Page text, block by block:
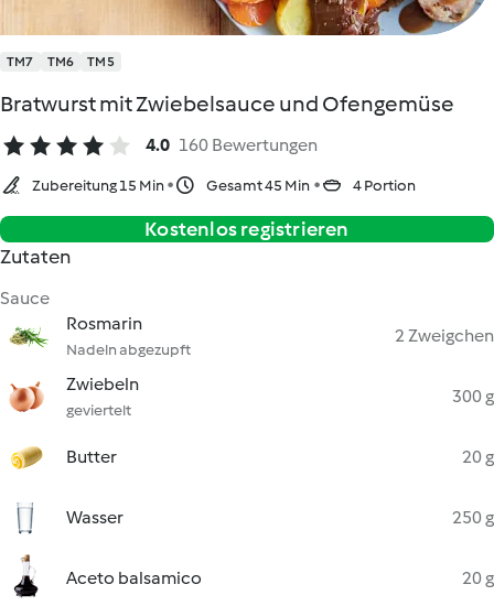
TM7 TM6 TM5
Bratwurst mit Zwiebelsauce und Ofengemüse
4.0 160 Bewertungen
Zubereitung 15 Min Gesamt 45 Min 4 Portion
Kostenlos registrieren
Zutaten
Sauce
Rosmarin
Nadeln abgezupft
2 Zweigchen
Zwiebeln
geviertelt
300 g
Butter 20 g
Wasser 250 g
Aceto balsamico 20 g